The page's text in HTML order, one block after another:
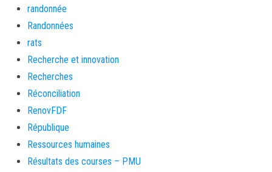
randonnée
Randonnées
rats
Recherche et innovation
Recherches
Réconciliation
RenovFDF
République
Ressources humaines
Résultats des courses – PMU